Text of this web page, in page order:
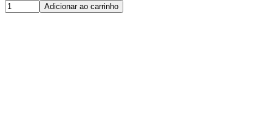
Adicionar ao carrinho